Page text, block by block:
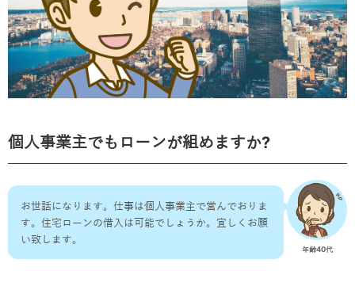
個人事業主でもローンが組めますか?
年齢40代
お世話になります。仕事は個人事業主で営んでおりま
す。住宅ローンの借入は可能でしょうか。宜しくお願
い致します。